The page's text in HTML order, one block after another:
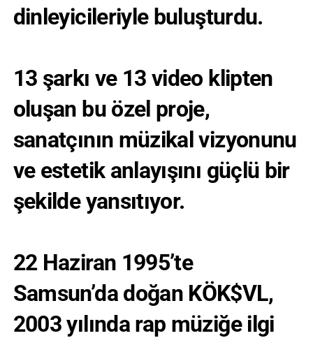
dinleyicileriyle buluşturdu.
13 şarkı ve 13 video klipten
oluşan bu özel proje,
sanatçının müzikal vizyonunu
ve estetik anlayışını güçlü bir
şekilde yansıtıyor.
22 Haziran 1995’te
Samsun’da doğan KÖK$VL,
2003 yılında rap müziğe ilgi